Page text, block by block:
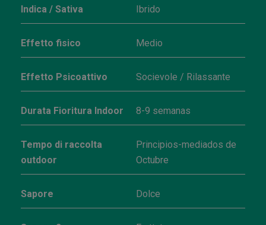
Indica / Sativa Ibrido
Effetto fisico Medio
Effetto Psicoattivo Socievole / Rilassante
Durata Fioritura Indoor 8-9 semanas
Tempo di raccolta
outdoor
Principios-mediados de
Octubre
Sapore Dolce